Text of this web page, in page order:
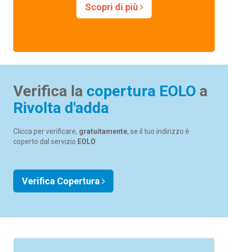
Scopri di più
Verifica la copertura EOLO a
Rivolta d'adda
Clicca per verificare, gratuitamente, se il tuo indirizzo è
coperto dal servizio EOLO
Verifica Copertura